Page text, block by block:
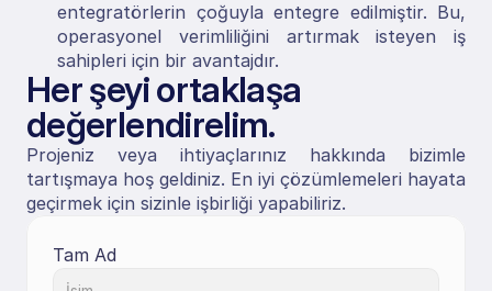
entegratörlerin çoğuyla entegre edilmiştir. Bu,
operasyonel verimliliğini artırmak isteyen iş
sahipleri için bir avantajdır.
Her şeyi ortaklaşa
değerlendirelim.
Projeniz veya ihtiyaçlarınız hakkında bizimle
tartışmaya hoş geldiniz. En iyi çözümlemeleri hayata
geçirmek için sizinle işbirliği yapabiliriz.
Tam Ad